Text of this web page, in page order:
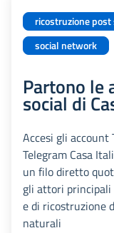
ricostruzione
social network
Partono le
social di
Accesi gli account
Telegram Casa
un filo diretto
gli attori principali
e di ricostruzione
naturali